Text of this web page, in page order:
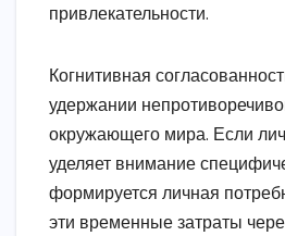
привлекательности.
Когнитивная
удержании
окружающего мира. Если
уделяет внимание
формируется личная
эти временные затраты